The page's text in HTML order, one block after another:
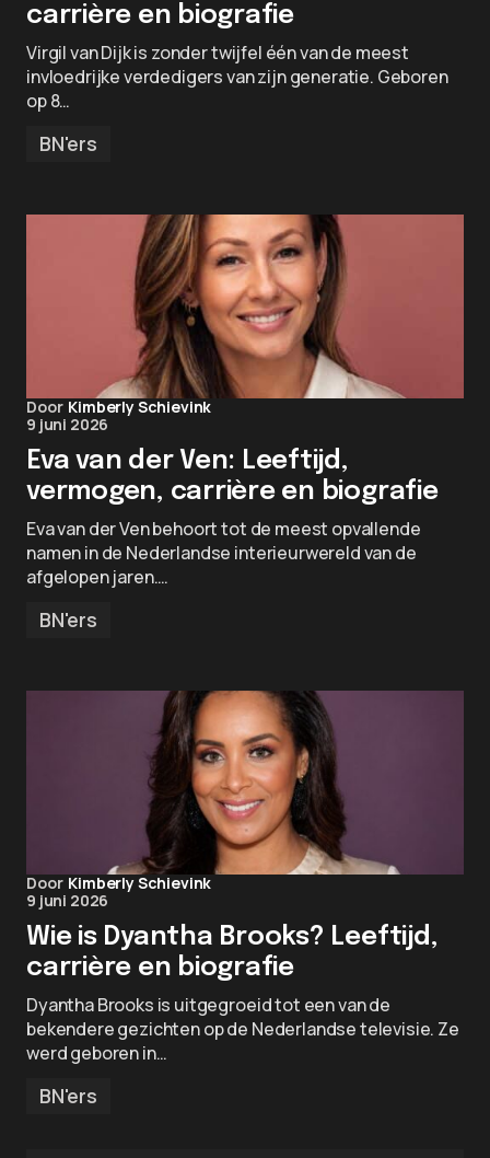
carrière en biografie
Virgil van Dijk is zonder twijfel één van de meest
invloedrijke verdedigers van zijn generatie. Geboren
op 8…
BN'ers
Door Kimberly Schievink
9 juni 2026
Eva van der Ven: Leeftijd,
vermogen, carrière en biografie
Eva van der Ven behoort tot de meest opvallende
namen in de Nederlandse interieurwereld van de
afgelopen jaren.…
BN'ers
Door Kimberly Schievink
9 juni 2026
Wie is Dyantha Brooks? Leeftijd,
carrière en biografie
Dyantha Brooks is uitgegroeid tot een van de
bekendere gezichten op de Nederlandse televisie. Ze
werd geboren in…
BN'ers